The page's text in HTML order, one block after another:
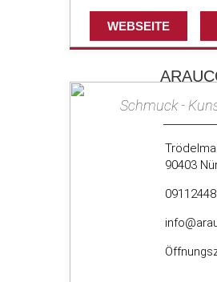
Schmuck -
90403
WEBSEITE